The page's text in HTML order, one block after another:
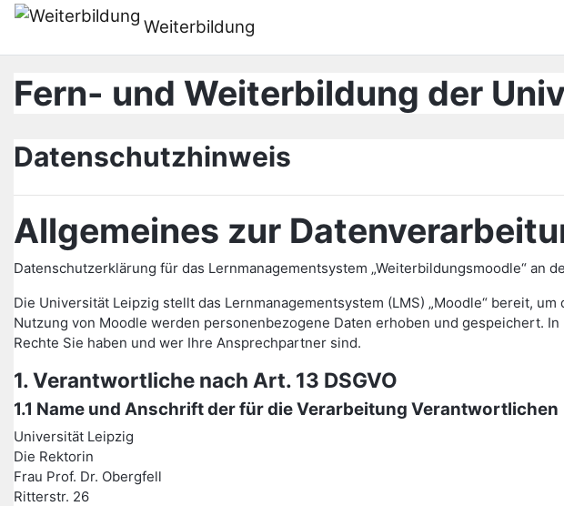
Przejdź do głównej zawartości
Weiterbildung
Fern- und Weiterbildung der
Datenschutzhinweis
Allgemeines zur
Datenschutzerklärung für das Lernmanagementsystem „Weiterbildungsmoodle“ an
Die Universität Leipzig stellt das Lernmanagementsystem (LMS) „Moodle“ bereit,
Nutzung von Moodle werden personenbezogene Daten erhoben und gespeichert.
Rechte Sie haben und wer Ihre Ansprechpartner sind.
1. Verantwortliche nach Art. 13 DSGVO
1.1 Name und Anschrift der für die Verarbeitung Verantwortlichen
Universität Leipzig
Die Rektorin
Frau Prof. Dr. Obergfell
Ritterstr. 26